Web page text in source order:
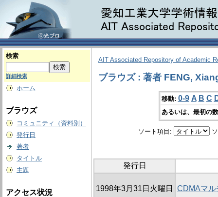
検索
詳細検索
ホーム
ブラウズ
コミュニティ（資料別）
発行日
著者
タイトル
主題
アクセス状況
AIT Associated Repository of Academic
ブラウズ : 著者 FENG,
移動: 0-9 A B C
あるいは、最初の
ソート項目:
発行日
1998年3月31日火曜日 CDMAマル